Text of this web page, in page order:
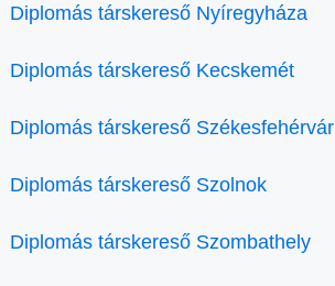
Diplomás társkereső Nyíregyháza
Diplomás társkereső Kecskemét
Diplomás társkereső Székesfehérvár
Diplomás társkereső Szolnok
Diplomás társkereső Szombathely